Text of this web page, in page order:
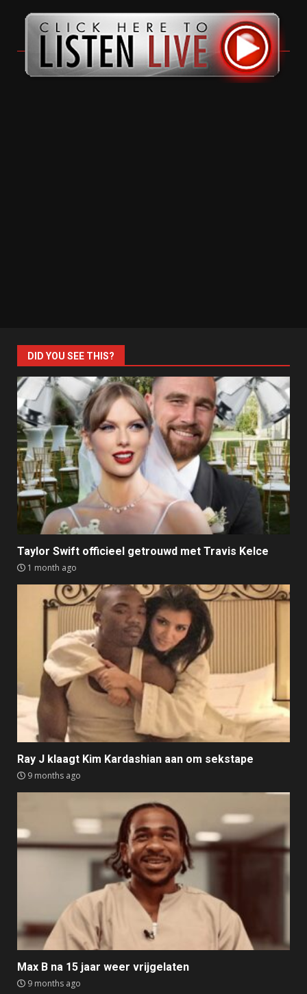
DID YOU SEE THIS?
Taylor Swift officieel getrouwd met Travis Kelce
1 month ago
Ray J klaagt Kim Kardashian aan om sekstape
9 months ago
Max B na 15 jaar weer vrijgelaten
9 months ago